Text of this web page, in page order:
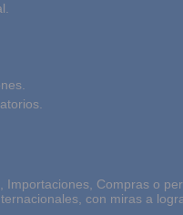
Importaciones, Compras o
con miras a